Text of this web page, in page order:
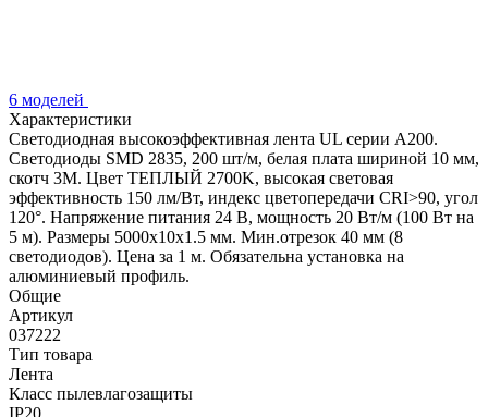
6 моделей
Характеристики
Светодиодная высокоэффективная лента UL серии A200.
Светодиоды SMD 2835, 200 шт/м, белая плата шириной 10 мм,
скотч 3M. Цвет ТЕПЛЫЙ 2700K, высокая световая
эффективность 150 лм/Вт, индекс цветопередачи CRI>90, угол
120°. Напряжение питания 24 В, мощность 20 Вт/м (100 Вт на
5 м). Размеры 5000x10x1.5 мм. Мин.отрезок 40 мм (8
светодиодов). Цена за 1 м. Обязательна установка на
алюминиевый профиль.
Общие
Артикул
037222
Тип товара
Лента
Класс пылевлагозащиты
IP20